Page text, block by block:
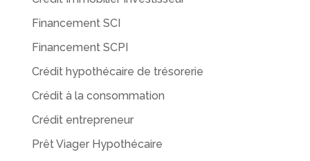
Financement SCI
Financement SCPI
Crédit hypothécaire de trésorerie
Crédit à la consommation
Crédit entrepreneur
Prêt Viager Hypothécaire